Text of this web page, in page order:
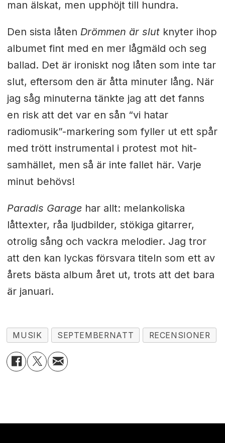
man älskat, men upphöjt till hundra.
Den sista låten Drömmen är slutknyter ihop
albumet fint med en mer lågmäld och seg
ballad. Det är ironiskt nog låten som inte tar
slut, eftersom den är åtta minuter lång. När
jag såg minuterna tänkte jag att det fanns
en risk att det var en sån “vi hatar
radiomusik”-markering som fyller ut ett spår
med trött instrumental i protest mot hit-
samhället, men så är inte fallet här. Varje
minut behövs!
Paradis Garagehar allt: melankoliska
låttexter, råa ljudbilder, stökiga gitarrer,
otrolig sång och vackra melodier. Jag tror
att den kan lyckas försvara titeln som ett av
årets bästa album året ut, trots att det bara
är januari.
MUSIK SEPTEMBERNATT RECENSIONER